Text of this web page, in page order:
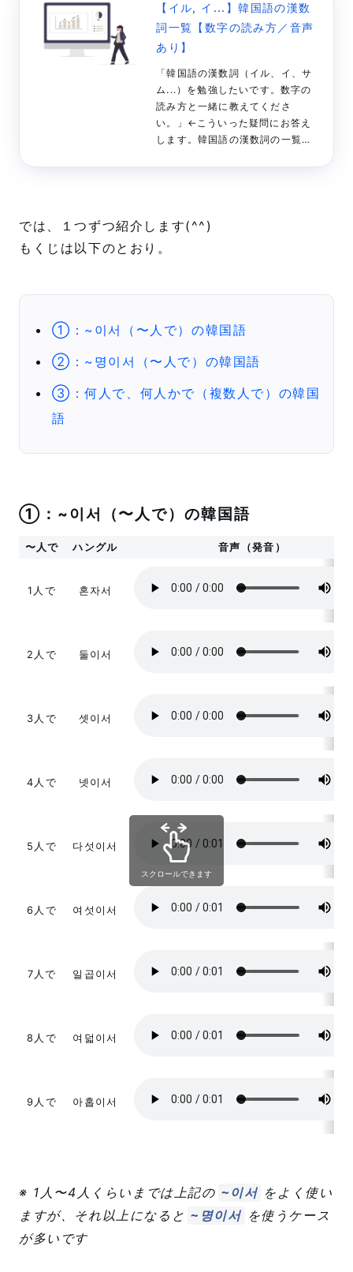
【イル, イ...】韓国語の漢数
詞一覧【数字の読み方／音声
あり】
「韓国語の漢数詞（イル、イ、サ
ム...）を勉強したいです。数字の
読み方と一緒に教えてくださ
い。」←こういった疑問にお答え
します。韓国語の漢数詞の一覧
では、１つずつ紹介します(^^)
もくじは以下のとおり。
①：~이서（〜人で）の韓国語
②：~명이서（〜人で）の韓国語
③：何人で、何人かで（複数人で）の韓国
語
①：~이서（〜人で）の韓国語
〜人で ハングル 音声（発音）
1人で 혼자서
2人で 둘이서
3人で 셋이서
4人で 넷이서
5人で 다섯이서
6人で 여섯이서
7人で 일곱이서
8人で 여덟이서
9人で 아홉이서
スクロールできます
※ 1人〜4人くらいまでは上記の ~이서 をよく使い
ますが、それ以上になると ~명이서 を使うケース
が多いです